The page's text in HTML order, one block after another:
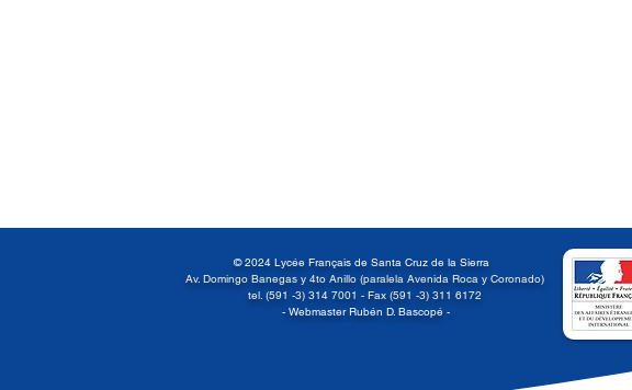
© 2024 Lycée Français de Santa Cruz de la Sierra
Av. Domingo Banegas y 4to Anillo (paralela Avenida Roca y Coronado)
tel. (591 -3) 314 7001 - Fax (591 -3) 311 6172
- Webmaster Rubén D. Bascopé -